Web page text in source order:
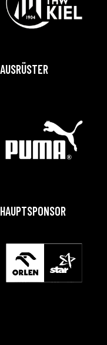
AUSRÜSTER
HAUPTSPONSOR